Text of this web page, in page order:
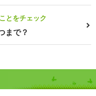
とをチェック
まで？